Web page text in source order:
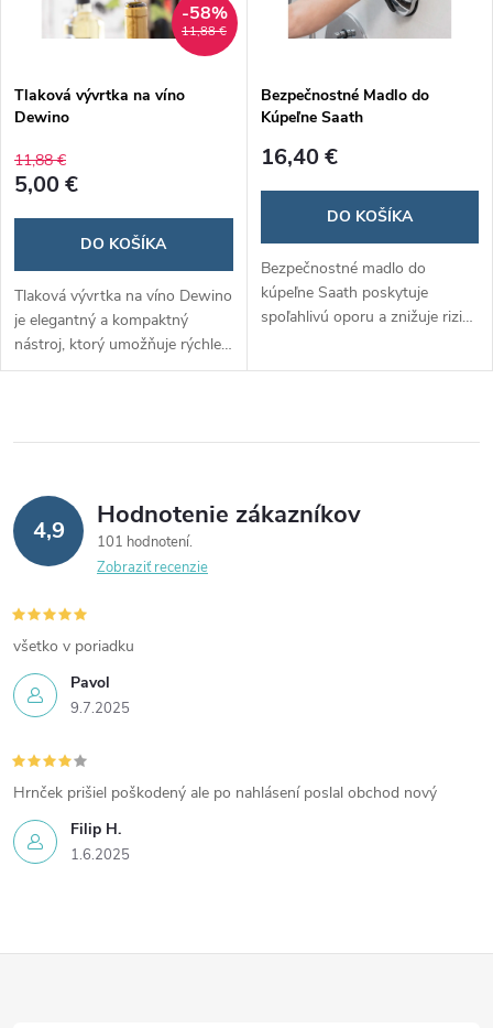
11,88 €
-58%
Tlaková vývrtka na víno
Dewino
11,88 €
5,00 €
DO KOŠÍKA
Tlaková vývrtka na víno Dewino
je elegantný a kompaktný
nástroj, ktorý umožňuje rýchle
a bezpečné otváranie fliaš bez
jednoduché použitie a je
Bezpečnostné Madlo do
Kúpeľne Saath
16,40 €
DO KOŠÍKA
Bezpečnostné madlo do
kúpeľne Saath poskytuje
spoľahlivú oporu a znižuje riziko
povrchy bez potreby vŕtania.
pohyblivosťou.​
4,9 Hodnotenie zákazníkov
101 hodnotení
Zobraziť recenzie
Pavol
9.7.2025
všetko v poriadku
Filip H.
1.6.2025
Hrnček prišiel poškodený ale po nahlásení poslal obchod nový